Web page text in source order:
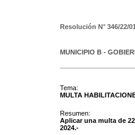
Resolución N° 346/22/
MUNICIPIO B -
Tema:
MULTA
Resumen:
Aplicar una multa de
2024.-